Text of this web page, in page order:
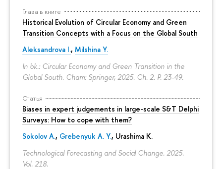
Глава в книге
Historical Evolution of Circular Economy and Green
Transition Concepts with a Focus on the Global South
Aleksandrova I., Milshina Y.
In bk.: Circular Economy and Green Transition in the
Global South. Cham: Springer, 2025. Ch. 2. P. 23-49.
Статья
Biases in expert judgements in large-scale S&T Delphi
Surveys: How to cope with them?
Sokolov A., Grebenyuk A. Y., Urashima K.
Technological Forecasting and Social Change. 2025.
Vol. 218.